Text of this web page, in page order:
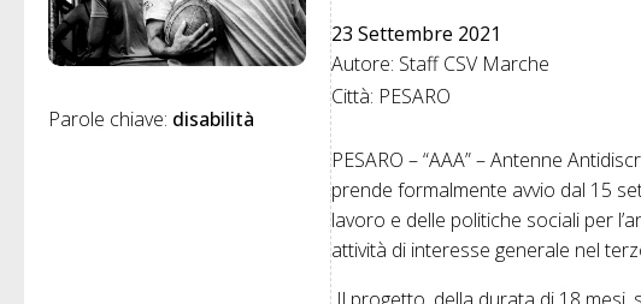
Parole chiave: disabilità
23 Settembre 2021
Autore: Staff CSV Marche
Città: PESARO
PESARO – “AAA” – Antenne
prende formalmente avvio dal 15
lavoro e delle politiche sociali per
attività di interesse generale nel